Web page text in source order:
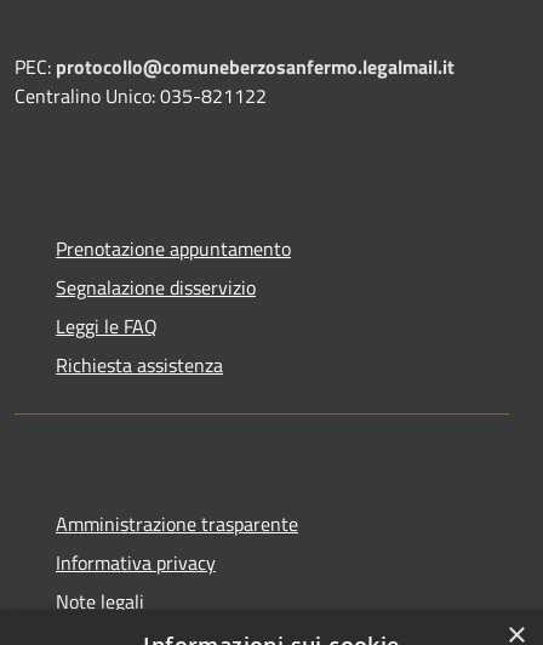
PEC: protocollo@comuneberzosanfermo.legalmail.it
Centralino Unico: 035-821122
Prenotazione appuntamento
Segnalazione disservizio
Leggi le FAQ
Richiesta assistenza
Amministrazione trasparente
Informativa privacy
Note legali
×